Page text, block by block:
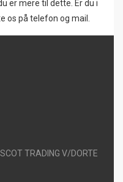
er mere til dette. Er du i
os på telefon og mail.
TRADING V/DORTE